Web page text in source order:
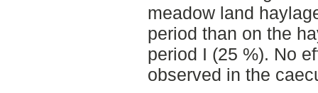
meadow land
period than on the
period I (25 %). No
observed in the